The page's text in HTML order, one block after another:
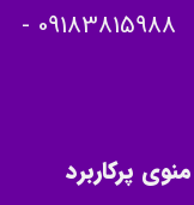
09183815988
-
منوی پرکاربرد